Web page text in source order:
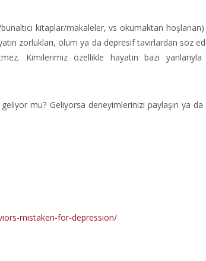
kitaplar/makaleler, vs okumaktan
zorlukları, ölüm ya da depresif tavırlardan söz
Kimilerimiz özellikle hayatın bazı yanlarıyla
geliyor mu? Geliyorsa deneyimlerinizi paylaşın ya da
mistaken-for-depression/